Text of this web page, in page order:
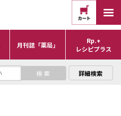
月刊誌「薬局」
Rp.+
レシピプラス
詳細検索